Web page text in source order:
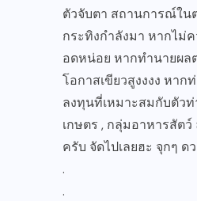
ตัวจับตา สถานการณ์ใน
กระทิงกำลังมา หากไม่
อดหน่อย หากทำนายผ
โอกาสเขียวสูงงงง หา
ลงทุนที่เหมาะสมกับตัว
เกษตร , กลุ่มอาหารสัต
ครับ จัดไปเลยฮะ จุกๆ
.
.